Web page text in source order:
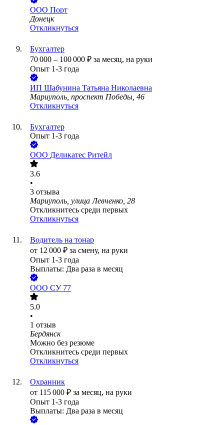
ООО Порт
Донецк
Откликнуться
Бухгалтер
70 000 – 100 000 ₽ за месяц, на руки
Опыт 1-3 года
ИП Шабунина Татьяна Николаевна
Мариуполь, проспект Победы, 46
Откликнуться
Бухгалтер
Опыт 1-3 года
ООО Деликатес Ритейл
3.6
•
3 отзыва
Мариуполь, улица Левченко, 28
Откликнитесь среди первых
Откликнуться
Водитель на тонар
от 12 000 ₽ за смену, на руки
Опыт 1-3 года
Выплаты: Два раза в месяц
ООО СУ 77
5.0
•
1 отзыв
Бердянск
Можно без резюме
Откликнитесь среди первых
Откликнуться
Охранник
от 115 000 ₽ за месяц, на руки
Опыт 1-3 года
Выплаты: Два раза в месяц